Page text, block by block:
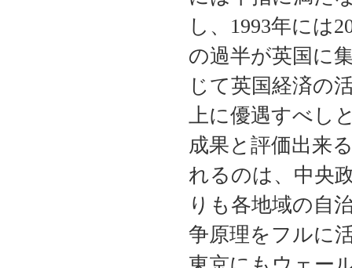
し、1993年には
の過半が英国に
じて英国経済の
上に優遇すべし
成果と評価出来
れるのは、中央
りも各地域の自
争原理をフルに